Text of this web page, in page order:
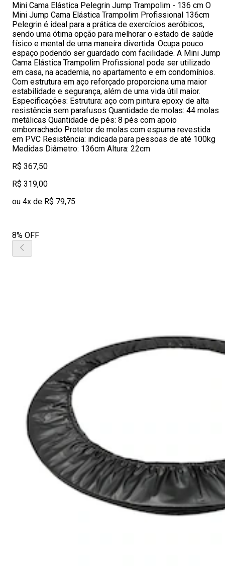
Mini Cama Elástica Pelegrin Jump Trampolim - 136 cm O
Mini Jump Cama Elástica Trampolim Profissional 136cm
Pelegrin é ideal para a prática de exercícios aeróbicos,
sendo uma ótima opção para melhorar o estado de saúde
físico e mental de uma maneira divertida. Ocupa pouco
espaço podendo ser guardado com facilidade. A Mini Jump
Cama Elástica Trampolim Profissional pode ser utilizado
em casa, na academia, no apartamento e em condomínios.
Com estrutura em aço reforçado proporciona uma maior
estabilidade e segurança, além de uma vida útil maior.
Especificações: Estrutura: aço com pintura epoxy de alta
resistência sem parafusos Quantidade de molas: 44 molas
metálicas Quantidade de pés: 8 pés com apoio
emborrachado Protetor de molas com espuma revestida
em PVC Resistência: indicada para pessoas de até 100kg
Medidas Diâmetro: 136cm Altura: 22cm
R$ 367,50
R$ 319,00
ou 4x de R$ 79,75
8% OFF